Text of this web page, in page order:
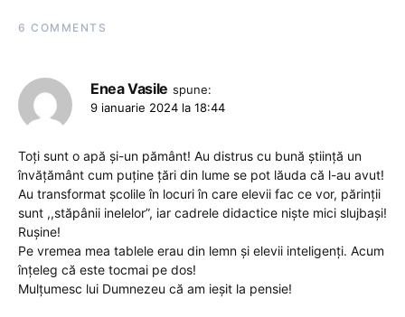
6 COMMENTS
Enea Vasile spune:
9 ianuarie 2024 la 18:44
Toţi sunt o apă şi-un pământ! Au distrus cu bună ştiinţă un
învăţământ cum puţine ţări din lume se pot lăuda că l-au avut!
Au transformat şcolile în locuri în care elevii fac ce vor, părinţii
sunt ,,stăpânii inelelor”, iar cadrele didactice nişte mici slujbaşi!
Ruşine!
Pe vremea mea tablele erau din lemn şi elevii inteligenţi. Acum
înţeleg că este tocmai pe dos!
Mulţumesc lui Dumnezeu că am ieşit la pensie!